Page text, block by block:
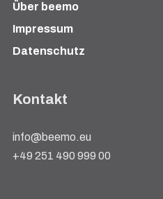
Über beemo
Impressum
Datenschutz
Kontakt
info@beemo.eu
+49 251 490 999 00